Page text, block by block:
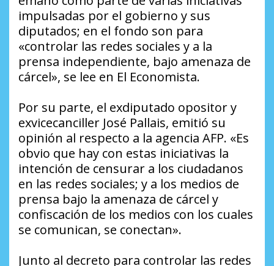
impulsadas por el gobierno y sus
diputados; en el fondo son para
«controlar las redes sociales y a la
prensa independiente, bajo amenaza de
cárcel», se lee en El Economista.
Por su parte, el exdiputado opositor y
exvicecanciller José Pallais, emitió su
opinión al respecto a la agencia AFP. «Es
obvio que hay con estas iniciativas la
intención de censurar a los ciudadanos
en las redes sociales; y a los medios de
prensa bajo la amenaza de cárcel y
confiscación de los medios con los cuales
se comunican, se conectan».
Junto al decreto para controlar las redes